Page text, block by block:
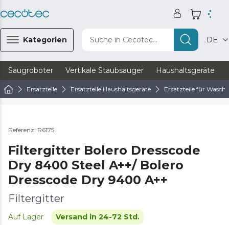
Kategorien Suche in Cecotec... DE
Saugroboter Vertikale Staubsauger Haushaltsgeräte
Ersatzteile Ersatzteile Haushaltsgeräte Ersatzteile für
Referenz: R6175
Filtergitter Bolero Dresscode
Dry 8400 Steel A++/ Bolero
Dresscode Dry 9400 A++
Filtergitter
Auf Lager Versand in 24-72 Std.